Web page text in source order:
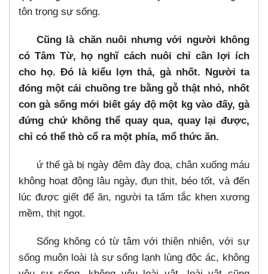
tôn trọng sự sống.
Cũng là chăn nuôi nhưng với người không
có Tâm Từ, họ nghĩ cách nuôi chỉ cần lợi ích
cho họ. Đó là kiểu lợn thả, gà nhốt. Người ta
đóng một cái chuồng tre bằng gỗ thật nhỏ, nhốt
con gà sống mới biết gáy độ một kg vào đấy, gà
đứng chứ không thể quay qua, quay lại được,
chỉ có thể thò cổ ra một phía, mổ thức ăn.
ứ thế gà bị ngày đêm đày đoạ, chân xuống máu
không hoạt động lâu ngày, đụn thịt, béo tốt, và đến
lúc được giết để ăn, người ta tấm tắc khen xương
mềm, thịt ngọt.
Sống không có từ tâm với thiên nhiên, với sự
sống muôn loài là sự sống lạnh lùng độc ác, không